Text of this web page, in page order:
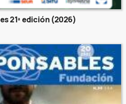
21ª edición (2026)